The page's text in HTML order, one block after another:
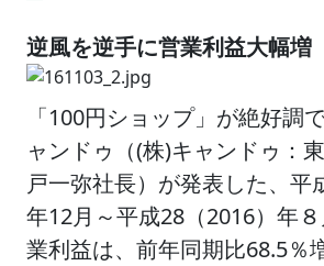
逆風を逆手に営業利益大幅増
「100円ショップ」が絶好調
ャンドゥ（(株)キャンドゥ：
戸一弥社長）が発表した、平
年12月～平成28（2016）年
業利益は、前年同期比68.5％